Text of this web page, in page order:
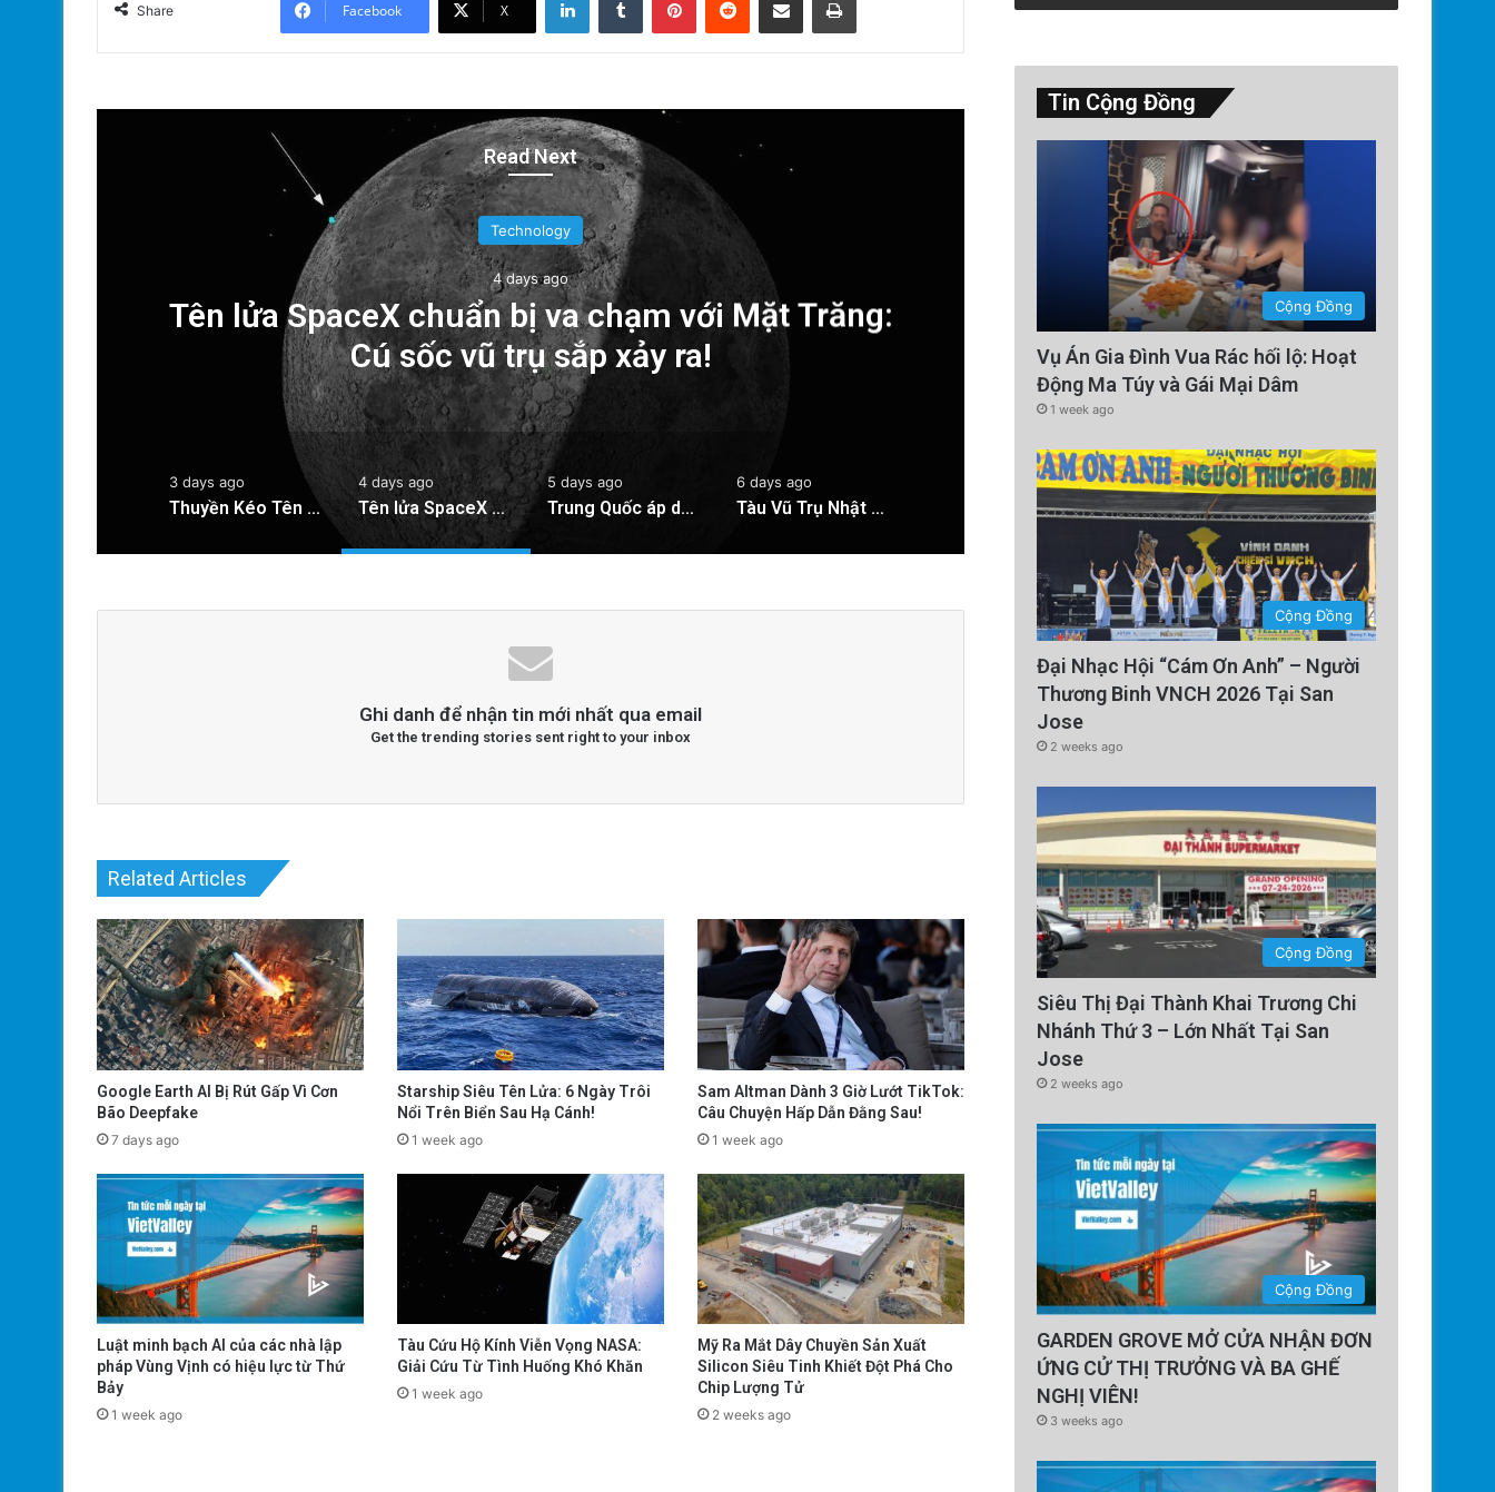
Share Facebook X
Read Next
Technology
4 days ago
Tên lửa SpaceX chuẩn bị va chạm với Mặt Trăng:
Cú sốc vũ trụ sắp xảy ra!
Trung Quốc áp dụng công
chặn tình trạng mất
3 days ago
Thuyền Kéo Tên Lửa Starship Được Hé Lộ Qua Ảnh Vệ Tinh!
4 days ago
Tên lửa SpaceX chuẩn bị va chạm với Mặt Trăng: Cú sốc vũ trụ sắp xảy ra!
5 days ago
Trung Quốc áp dụng công nghệ lượng tử để ngăn chặn tình trạng mất điện diện rộng
6 days ago
Tàu Vũ Trụ Nhật Bản: Chuyến Bay Gần Nhất Lịch Sử Đến Tiểu Hành Tinh
Ghi danh để nhận tin mới nhất qua email
Get the trending stories sent right to your inbox
Related Articles
Google Earth AI Bị Rút Gấp Vì Cơn
Bão Deepfake
7 days ago
Starship Siêu Tên Lửa: 6 Ngày Trôi
Nổi Trên Biển Sau Hạ Cánh!
1 week ago
Sam Altman Dành 3 Giờ Lướt TikTok:
Câu Chuyện Hấp Dẫn Đằng Sau!
1 week ago
Luật minh bạch AI của các nhà lập
pháp Vùng Vịnh có hiệu lực từ Thứ
Bảy
1 week ago
Tàu Cứu Hộ Kính Viễn Vọng NASA:
Giải Cứu Từ Tình Huống Khó Khăn
1 week ago
Mỹ Ra Mắt Dây Chuyền Sản Xuất
Silicon Siêu Tinh Khiết Đột Phá Cho
Chip Lượng Tử
2 weeks ago
Tin Cộng Đồng
Cộng Đồng
Vụ Án Gia Đình Vua Rác hối lộ: Hoạt
Động Ma Túy và Gái Mại Dâm
1 week ago
Cộng Đồng
Đại Nhạc Hội “Cám Ơn Anh” – Người
Thương Binh VNCH 2026 Tại San
Jose
2 weeks ago
Cộng Đồng
Siêu Thị Đại Thành Khai Trương Chi
Nhánh Thứ 3 – Lớn Nhất Tại San
Jose
2 weeks ago
Cộng Đồng
GARDEN GROVE MỞ CỬA NHẬN ĐƠN
ỨNG CỬ THỊ TRƯỞNG VÀ BA GHẾ
NGHỊ VIÊN!
3 weeks ago